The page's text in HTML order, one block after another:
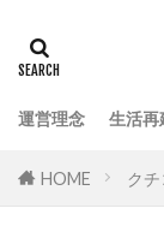
運営理念 生活再
HOME クチ